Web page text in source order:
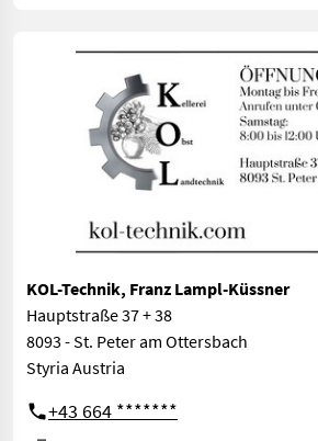
KOL-Technik, Franz Lampl-Küssner
Hauptstraße 37 + 38
8093 - St. Peter am Ottersbach
Styria Austria
+43 664 *******